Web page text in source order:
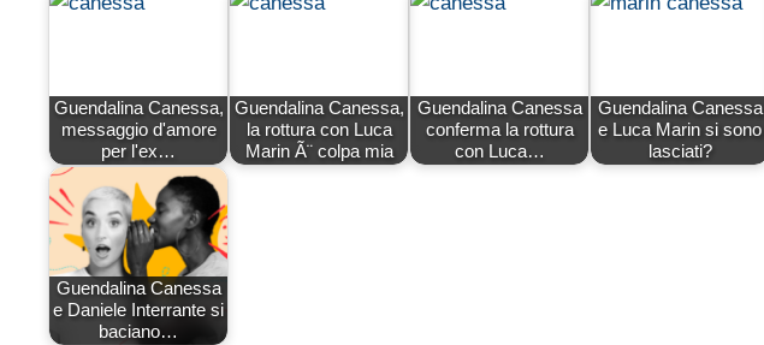
Guendalina Canessa,
messaggio d'amore
per l'ex…
Guendalina Canessa,
la rottura con Luca
Marin Ã¨ colpa mia
Guendalina Canessa
conferma la rottura
con Luca…
Guendalina Canessa
e Luca Marin si sono
lasciati?
Guendalina Canessa
e Daniele Interrante si
baciano…